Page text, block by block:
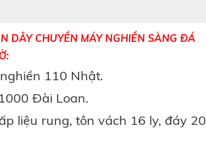
DÂY CHUYỀN MÁY NGHIỀN SÀNG ĐÁ
110 Nhật.
Đài Loan.
liệu rung, tôn vách 16 ly, đáy 20